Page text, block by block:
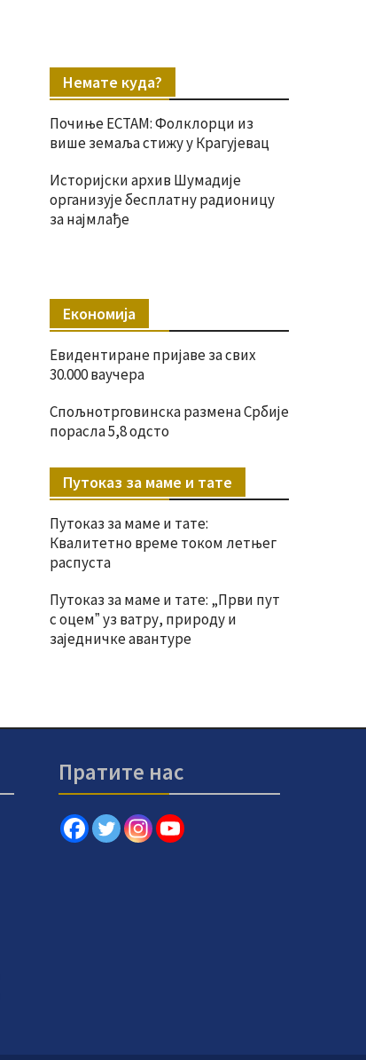
Немате куда?
Почиње ЕСТАМ: Фолклорци из
више земаља стижу у Крагујевац
Историјски архив Шумадије
организује бесплатну радионицу
за најмлађе
Економија
Евидентиране пријаве за свих
30.000 ваучера
Спољнотрговинска размена Србије
порасла 5,8 одсто
Путоказ за маме и тате
Путоказ за маме и тате:
Квалитетно време током летњег
распуста
Путоказ за маме и тате: „Први пут
с оцемˮ уз ватру, природу и
заједничке авантуре
Пратите нас